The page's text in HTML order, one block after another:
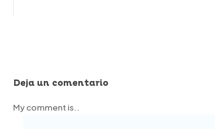
Deja un comentario
My comment is..